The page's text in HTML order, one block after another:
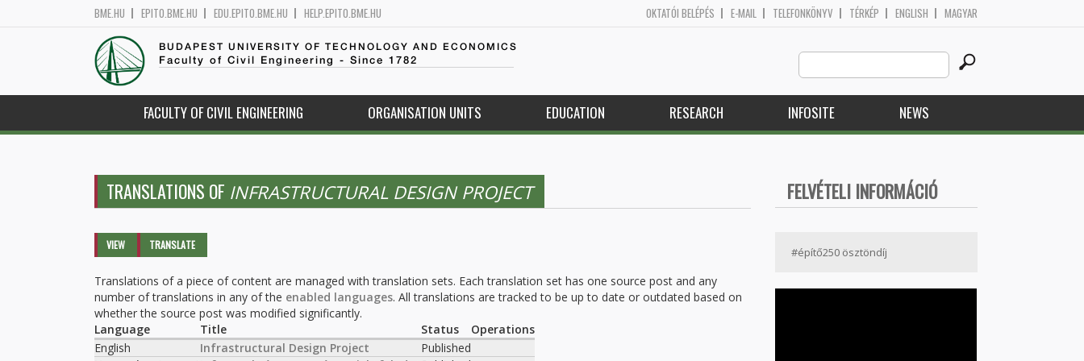
BME.HU EPITO.BME.HU EDU.EPITO.BME.HU HELP.EPITO.BME.HU OKTATÓI BELÉPÉS E-MAIL TELEFONKÖNYV TÉRKÉP ENGLISH MAGYAR
BUDAPEST UNIVERSITY OF TECHNOLOGY AND ECONOMICS
Faculty of Civil Engineering - Since 1782
Search
this
site
FACULTY OF CIVIL ENGINEERING ORGANISATION UNITS EDUCATION RESEARCH INFOSITE NEWS
TRANSLATIONS OF INFRASTRUCTURAL DESIGN PROJECT
Primary tabs
VIEW TRANSLATE
Translations of a piece of content are managed with translation sets. Each translation set has one source post and any
number of translations in any of the enabled languages. All translations are tracked to be up to date or outdated based on
whether the source post was modified significantly.
Language
Title Status
Operations
English
Infrastructural Design Project
Published
FELVÉTELI INFORMÁCIÓ
#építő250 ösztöndíj